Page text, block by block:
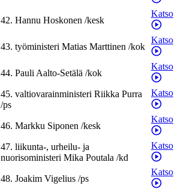
42. Hannu Hoskonen /kesk
Katso
43. työministeri Matias Marttinen /kok
Katso
44. PauliAalto-Setälä /kok
Katso
45. valtiovarainministeri Riikka Purra
/ps
Katso
46. Markku Siponen /kesk
Katso
47. liikunta-, urheilu- ja
nuorisoministeri Mika Poutala /kd
Katso
48. Joakim Vigelius /ps
Katso